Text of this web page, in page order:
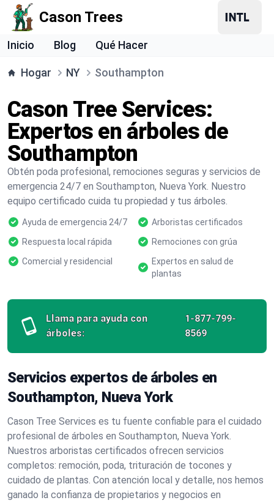
Cason Trees
Inicio Blog Qué Hacer
Hogar NY Southampton
Cason Tree Services:
Expertos en árboles de
Southampton
Obtén poda profesional, remociones seguras y servicios de
emergencia 24/7 en Southampton, Nueva York. Nuestro
equipo certificado cuida tu propiedad y tus árboles.
Ayuda de emergencia 24/7
Arboristas certificados
Respuesta local rápida
Remociones con grúa
Comercial y residencial
Expertos en salud de
plantas
Llama para ayuda con
árboles:
1-877-799-
8569
Servicios expertos de árboles en
Southampton, Nueva York
Cason Tree Services es tu fuente confiable para el cuidado
profesional de árboles en Southampton, Nueva York.
Nuestros arboristas certificados ofrecen servicios
completos: remoción, poda, trituración de tocones y
cuidado de plantas. Con atención local y detalle, nos hemos
ganado la confianza de propietarios y negocios en